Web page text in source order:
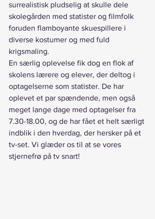
surrealistisk pludselig at skulle dele
skolegården med statister og filmfolk
foruden flamboyante skuespillere i
diverse kostumer og med fuld
krigsmaling.
En særlig oplevelse fik dog en flok af
skolens lærere og elever, der deltog i
optagelserne som statister. De har
oplevet et par spændende, men også
meget lange dage med optagelser fra
7.30-18.00, og de har fået et helt særligt
indblik i den hverdag, der hersker på et
tv-set. Vi glæder os til at se vores
stjernefrø på tv snart!